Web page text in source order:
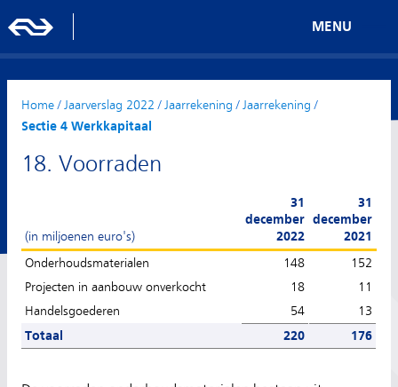
MENU
Home/ Jaarverslag 2022 / Jaarrekening / Jaarrekening /
Sectie 4 Werkkapitaal
18. Voorraden
(in miljoenen euro's)
31
december
2022
31
december
2021
Onderhoudsmaterialen
148
152
Projecten in aanbouw onverkocht
18
11
Handelsgoederen
54
13
Totaal
220 176